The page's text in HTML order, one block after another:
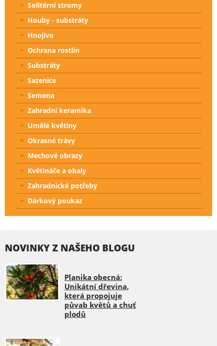
Solitérní stromy
Houby - substráty
Hnojivo
Ochrana rostlin
Substráty
Sazenice
Semena
Zahradní keramika
Umělé květiny
Okrasné trávy
Mechové obrazy
Květináče a obaly
Zahradnické potřeby
Dárkový poukaz
NOVINKY Z NAŠEHO BLOGU
Planika obecná:
Unikátní dřevina,
která propojuje
půvab květů a chuť
plodů